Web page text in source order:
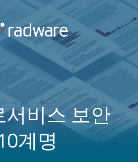
비스 보안
계명